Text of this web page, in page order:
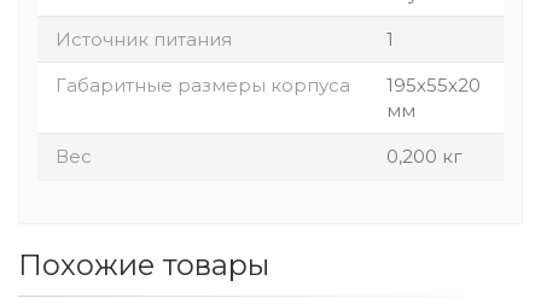
Источник питания
1
Габаритные размеры корпуса
195х55х20
мм
Вес
0,200 кг
Похожие товары